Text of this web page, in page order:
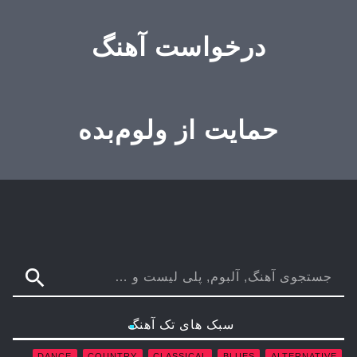
درخواست آهنگ
حمایت از ولوم‌بده
search
سبک های تک آهنگ